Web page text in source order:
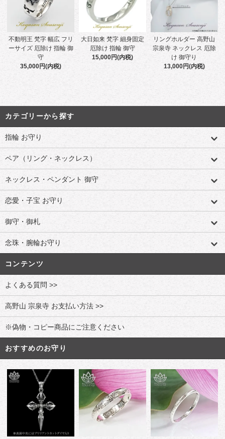
不動明王 梵字 幅広 フリ
ーサイズ 厄除け 指輪 御
守
35,000円(内税)
大日如来 梵字 細身固定
厄除け 指輪 御守
15,000円(内税)
リングホルダー 高野山
宗泉寺 ネックレス 厄除
け 御守り
13,000円(内税)
カテゴリーから探す
指輪 お守り
ペア（リング・ネックレス）
ネックレス・ペンダント 御守
恋愛・子宝 お守り
御守・御札
念珠・腕輪お守り
コンテンツ
よくある質問 >>
高野山 宗泉寺 お支払い方法 >>
※偽物・コピー商品にご注意ください
おすすめのお守り